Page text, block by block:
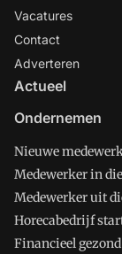
Vacatures
Contact
Adverteren
Actueel
Ondernemen
Nieuwe
Medewerker in
Medewerker uit
Horecabedrijf
Financieel gezond